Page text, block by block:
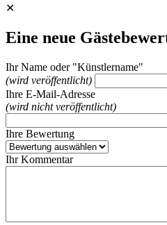
✕
Eine neue
Ihr Name oder "Künstlername"
(wird veröffentlicht)
Ihre E-Mail-Adresse
(wird nicht veröffentlicht)
Ihre Bewertung
Ihr Kommentar